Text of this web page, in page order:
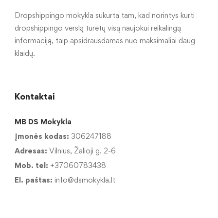
Dropshippingo mokykla sukurta tam, kad norintys kurti
dropshippingo verslą turėtų visą naujokui reikalingą
informaciją, taip apsidrausdamas nuo maksimaliai daug
klaidų.
Kontaktai
MB DS Mokykla
Įmonės kodas: 306247188
Adresas: Vilnius, Žalioji g. 2-6
Mob. tel: +37060783438
El. paštas: info@dsmokykla.lt